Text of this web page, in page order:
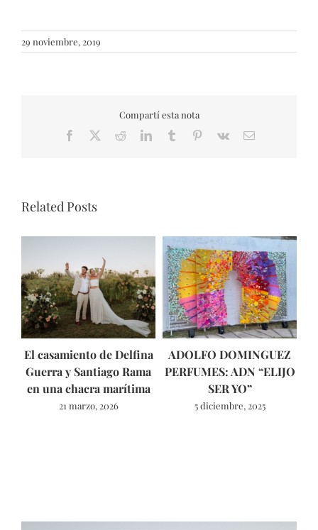
29 noviembre, 2019
Compartí esta nota
Facebook RedditLinkedInTumblr Pinterest
Vk Email
Related Posts
El casamiento de Delfina
Guerra y Santiago Rama
en una chacra marítima
21 marzo, 2026
ADOLFO DOMINGUEZ
PERFUMES: ADN “ELIJO
SER YO”
5 diciembre, 2025